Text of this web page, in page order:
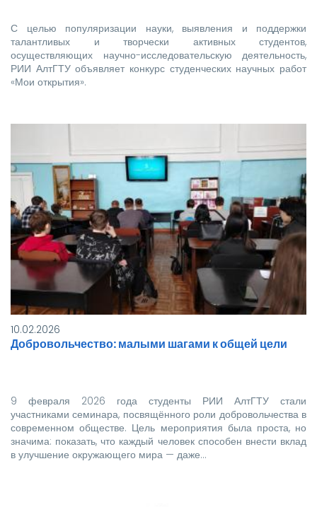
С целью популяризации науки, выявления и поддержки
талантливых и творчески активных студентов,
осуществляющих научно-исследовательскую деятельность,
РИИ АлтГТУ объявляет конкурс студенческих научных работ
«Мои открытия».
10.02.2026
Добровольчество: малыми шагами к общей цели
9 февраля 2026 года студенты РИИ АлтГТУ стали
участниками семинара, посвящённого роли добровольчества в
современном обществе. Цель мероприятия была проста, но
значима: показать, что каждый человек способен внести вклад
в улучшение окружающего мира — даже…